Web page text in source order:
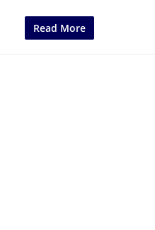
Read More